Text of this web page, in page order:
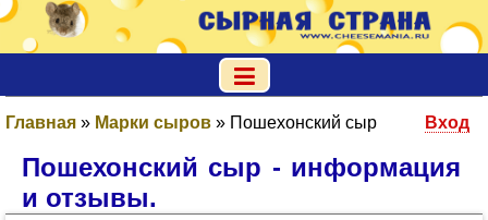
Главная » Марки сыров » Пошехонский сыр Вход
Пошехонский сыр - информация
и отзывы.